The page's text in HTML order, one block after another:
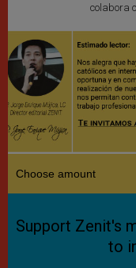
colabora